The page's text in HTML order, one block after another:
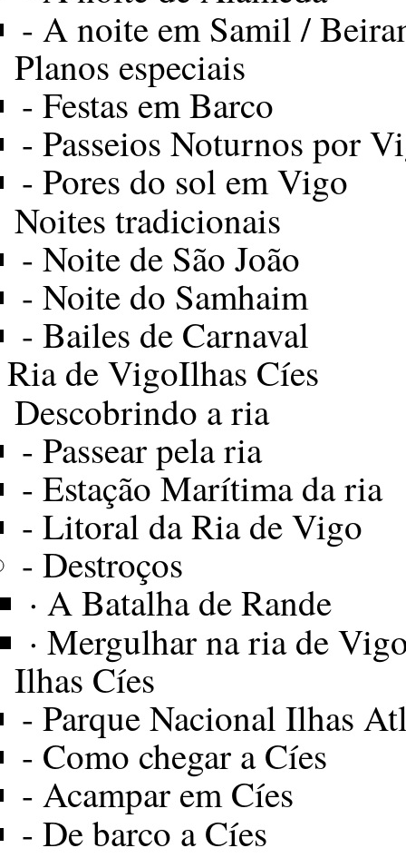
- A noite em Samil /
Planos especiais
- Festas em Barco
- Passeios Noturnos por
- Pores do sol em Vigo
Noites tradicionais
- Noite de São João
- Noite do Samhaim
- Bailes de Carnaval
Ria de VigoIlhas Cíes
Descobrindo a ria
- Passear pela ria
- Estação Marítima da ria
- Litoral da Ria de Vigo
- Destroços
· A Batalha de Rande
· Mergulhar na ria de
Ilhas Cíes
- Parque Nacional Ilhas
- Como chegar a Cíes
- Acampar em Cíes
- De barco a Cíes